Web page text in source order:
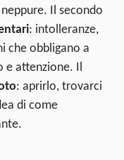
Il secondo
: intolleranze,
che obbligano a
e attenzione. Il
: aprirlo, trovarci
di come